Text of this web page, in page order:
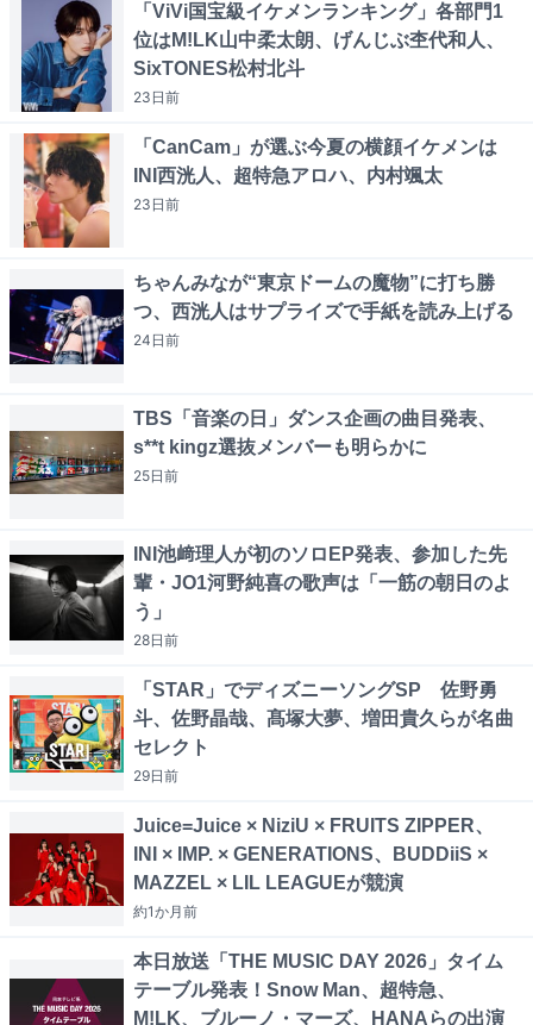
「ViVi国宝級イケメンランキング」各部門1
位はM!LK山中柔太朗、げんじぶ杢代和人、
SixTONES松村北斗
23日前
「CanCam」が選ぶ今夏の横顔イケメンは
INI西洸人、超特急アロハ、内村颯太
23日前
ちゃんみなが“東京ドームの魔物”に打ち勝
つ、西洸人はサプライズで手紙を読み上げる
24日前
TBS「音楽の日」ダンス企画の曲目発表、
s**t kingz選抜メンバーも明らかに
25日前
INI池﨑理人が初のソロEP発表、参加した先
輩・JO1河野純喜の歌声は「一筋の朝日のよ
う」
28日前
「STAR」でディズニーソングSP 佐野勇
斗、佐野晶哉、髙塚大夢、増田貴久らが名曲
セレクト
29日前
Juice=Juice × NiziU × FRUITS ZIPPER、
INI × IMP. × GENERATIONS、BUDDiiS ×
MAZZEL × LIL LEAGUEが競演
約1か月前
本日放送「THE MUSIC DAY 2026」タイム
テーブル発表！Snow Man、超特急、
M!LK、ブルーノ・マーズ、HANAらの出演